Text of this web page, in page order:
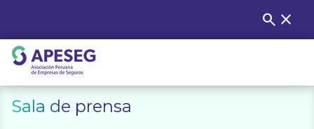
content
Buscar:
search close
APESEG
Sala de prensa